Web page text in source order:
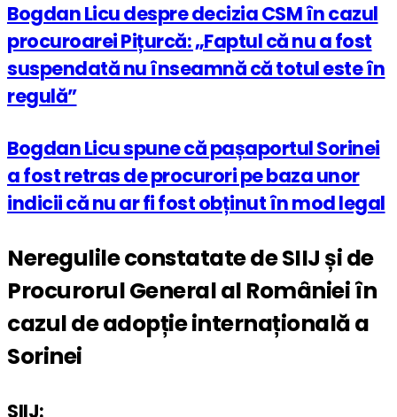
Bogdan Licu despre decizia CSM în cazul
procuroarei Pițurcă: „Faptul că nu a fost
suspendată nu înseamnă că totul este în
regulă”
Bogdan Licu spune că pașaportul Sorinei
a fost retras de procurori pe baza unor
indicii că nu ar fi fost obținut în mod legal
Neregulile constatate de SIIJ și de
Procurorul General al României în
cazul de adopție internațională a
Sorinei
SIIJ: